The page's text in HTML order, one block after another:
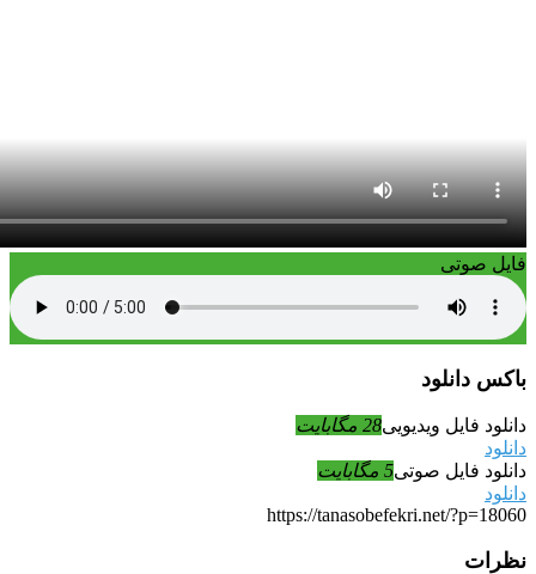
فایل صوتی
باکس دانلود
دانلود فایل ویدیویی28 مگابایت
دانلود
دانلود فایل صوتی5 مگابایت
دانلود
https://tanasobefekri.net/?p=18060
نظرات